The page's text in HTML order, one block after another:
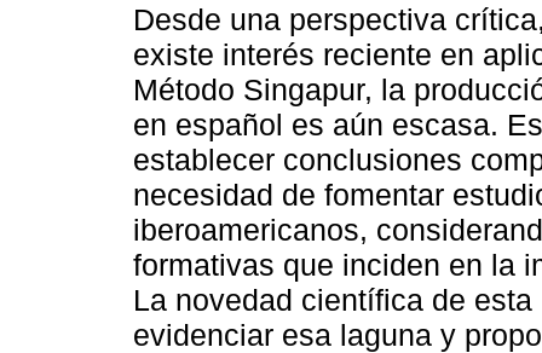
Desde una perspectiva
existe interés reciente en
Método Singapur, la
en español es aún escasa.
establecer conclusiones
necesidad de fomentar
iberoamericanos,
formativas que inciden en la
La novedad científica de
evidenciar esa laguna y